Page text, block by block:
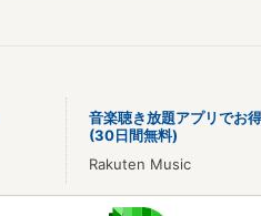
音楽聴き放題アプリでお
(30日間無料)
Rakuten Music